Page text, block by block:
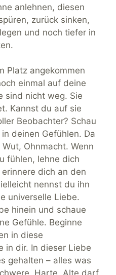
anlehnen, diesen
zurück sinken,
und noch tiefer in
Platz angekommen
einmal auf deine
sind nicht weg. Sie
Kannst du auf sie
Beobachter? Schau
deinen Gefühlen. Da
Ohnmacht. Wenn
fühlen, lehne dich
dich an den
nennst du ihn
universelle Liebe.
hinein und schaue
Gefühle. Beginne
in diese
in dir. In dieser Liebe
gehalten – alles was